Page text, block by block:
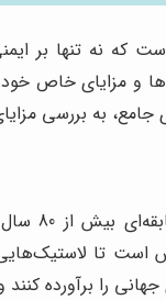
نه تنها بر
و مزایای خاص
جامع، به بررسی
تا لاستیک‌هایی
جهانی را برآورده